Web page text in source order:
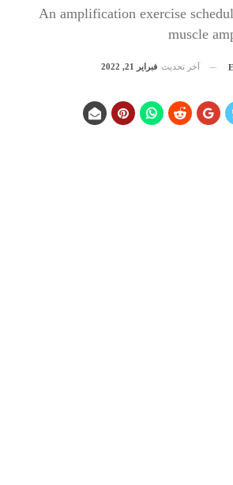
An amplification exercise
muscle
آخر تحديث فبراير 21, 2022